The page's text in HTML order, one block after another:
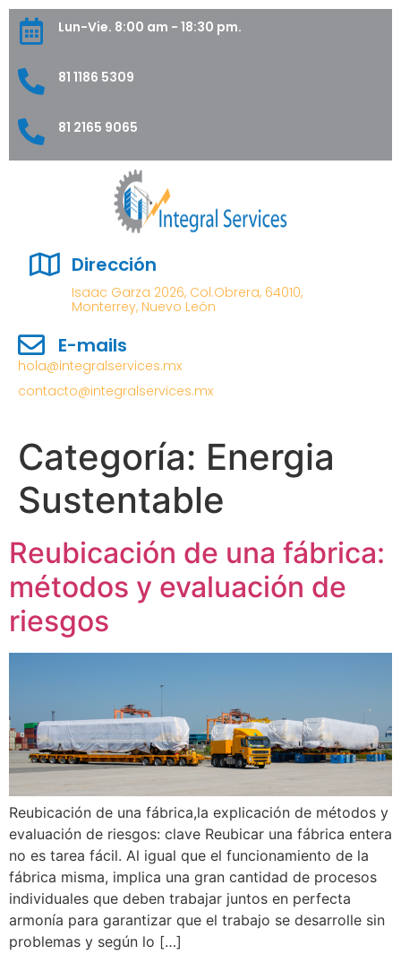
Lun-Vie. 8:00 am - 18:30 pm.
81 1186 5309
81 2165 9065
Dirección
Isaac Garza 2026, Col.Obrera, 64010,
Monterrey, Nuevo León
E-mails
hola@integralservices.mx
contacto@integralservices.mx
Categoría: Energia
Sustentable
Reubicación de una fábrica:
métodos y evaluación de
riesgos
Reubicación de una fábrica,la explicación de métodos y
evaluación de riesgos: clave Reubicar una fábrica entera
no es tarea fácil. Al igual que el funcionamiento de la
fábrica misma, implica una gran cantidad de procesos
individuales que deben trabajar juntos en perfecta
armonía para garantizar que el trabajo se desarrolle sin
problemas y según lo […]